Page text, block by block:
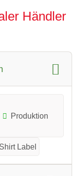
Händler
Produktion
Label